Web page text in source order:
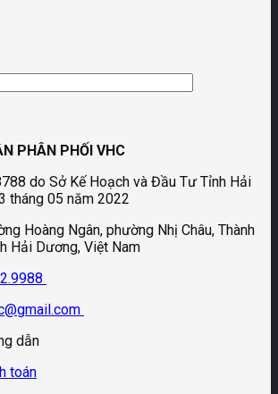
PHÂN PHỐI VHC
do Sở Kế Hoạch và Đầu Tư Tỉnh Hải
tháng 05 năm 2022
Hoàng Ngân, phường Nhị Châu, Thành
Hải Dương, Việt Nam
dẫn
toán